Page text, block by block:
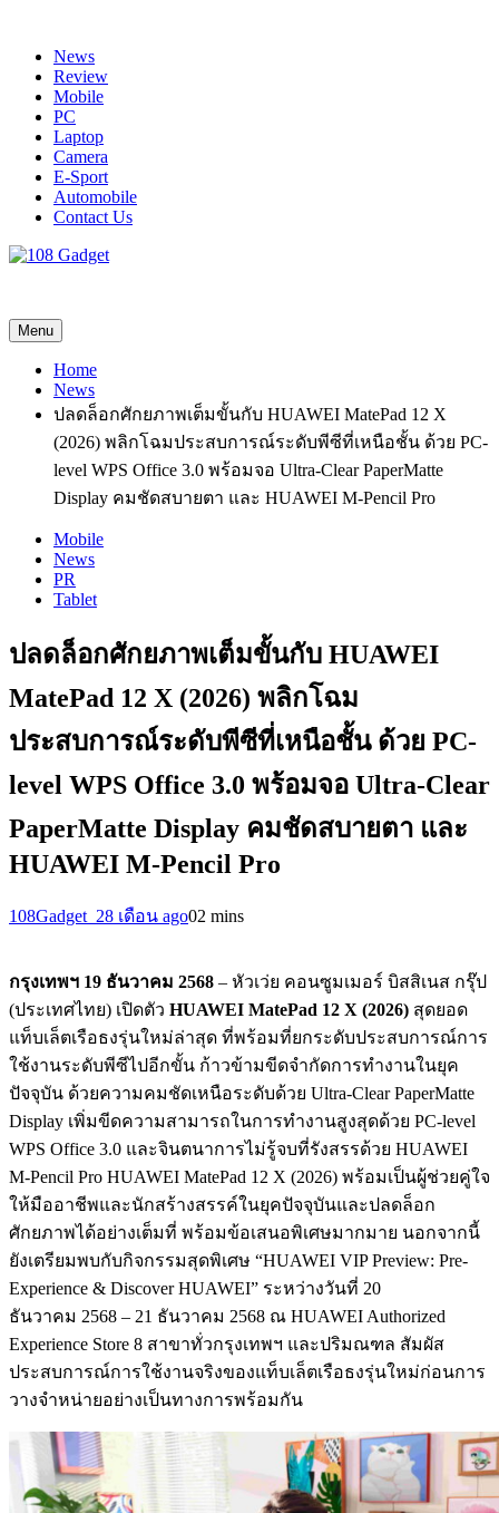
contentNews
Review
Mobile
PC
Laptop
Camera
E-Sport
Automobile
Contact Us
Menu
Home
News
ปลดล็อกศักยภาพเต็มขั้นกับ HUAWEI MatePad 12 X
(2026) พลิกโฉมประสบการณ์ระดับพีซีที่เหนือชั้น ด้วย PC-
level WPS Office 3.0 พร้อมจอ Ultra-Clear PaperMatte
Display คมชัดสบายตา และ HUAWEI M-Pencil Pro
Mobile
News
PR
Tablet
ปลดล็อกศักยภาพเต็มขั้นกับ HUAWEI
MatePad 12 X (2026) พลิกโฉม
ประสบการณ์ระดับพีซีที่เหนือชั้น ด้วย PC-
level WPS Office 3.0 พร้อมจอ Ultra-Clear
PaperMatte Display คมชัดสบายตา และ
HUAWEI M-Pencil Pro
108Gadget_28 เดือน ago02 mins
กรุงเทพฯ 19 ธันวาคม 2568 – หัวเว่ย คอนซูมเมอร์ บิสสิเนส กรุ๊ป
(ประเทศไทย) เปิดตัว HUAWEI MatePad 12 X (2026) สุดยอด
แท็บเล็ตเรือธงรุ่นใหม่ล่าสุด ที่พร้อมที่ยกระดับประสบการณ์การ
ใช้งานระดับพีซีไปอีกขั้น ก้าวข้ามขีดจำกัดการทำงานในยุค
ปัจจุบัน ด้วยความคมชัดเหนือระดับด้วย Ultra-Clear PaperMatte
Display เพิ่มขีดความสามารถในการทำงานสูงสุดด้วย PC-level
WPS Office 3.0 และจินตนาการไม่รู้จบที่รังสรรด้วย HUAWEI
M-Pencil Pro HUAWEI MatePad 12 X (2026) พร้อมเป็นผู้ช่วยคู่ใจ
ให้มืออาชีพและนักสร้างสรรค์ในยุคปัจจุบันและปลดล็อก
ศักยภาพได้อย่างเต็มที่ พร้อมข้อเสนอพิเศษมากมาย นอกจากนี้
ยังเตรียมพบกับกิจกรรมสุดพิเศษ “HUAWEI VIP Preview: Pre-
Experience & Discover HUAWEI” ระหว่างวันที่ 20
ธันวาคม 2568 – 21 ธันวาคม 2568 ณ HUAWEI Authorized
Experience Store 8 สาขาทั่วกรุงเทพฯ และปริมณฑล สัมผัส
ประสบการณ์การใช้งานจริงของแท็บเล็ตเรือธงรุ่นใหม่ก่อนการ
วางจำหน่ายอย่างเป็นทางการพร้อมกัน